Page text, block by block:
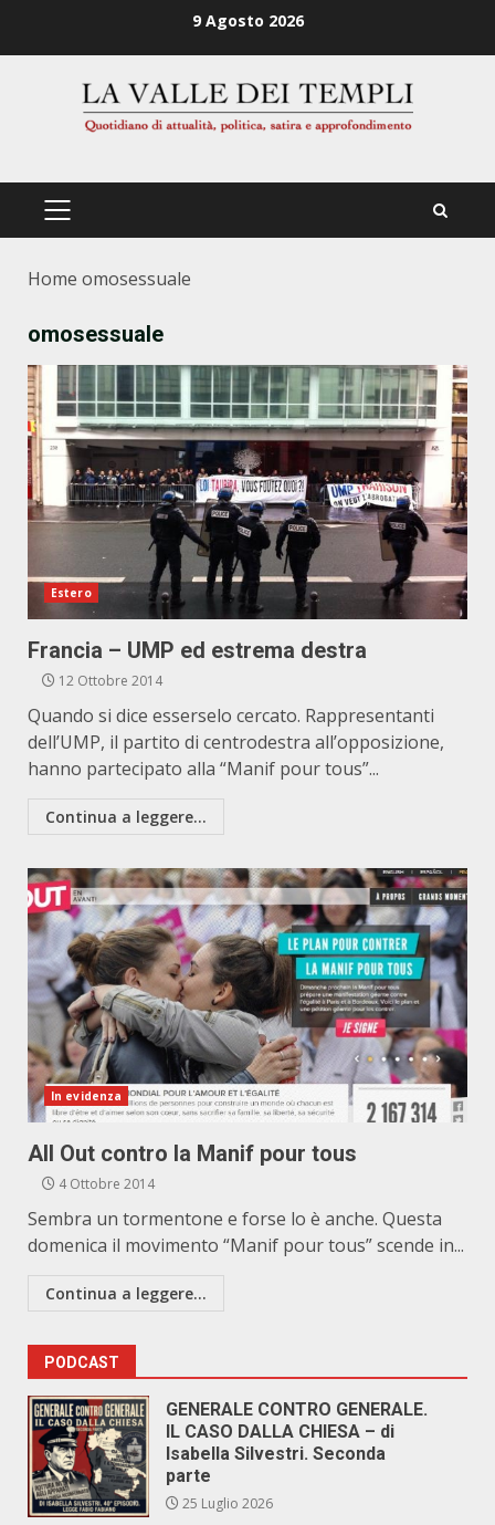
9 Agosto 2026
PRIMÄRES
Home omosessuale
omosessuale
Estero
Francia – UMP ed estrema destra
12 Ottobre 2014
Quando si dice esserselo cercato. Rappresentanti
dell’UMP, il partito di centrodestra all’opposizione,
hanno partecipato alla “Manif pour tous”...
Continua a leggere...
In evidenza
All Out contro la Manif pour tous
4 Ottobre 2014
Sembra un tormentone e forse lo è anche. Questa
domenica il movimento “Manif pour tous” scende in...
Continua a leggere...
PODCAST
GENERALE CONTRO GENERALE.
IL CASO DALLA CHIESA – di
Isabella Silvestri. Seconda
parte
25 Luglio 2026